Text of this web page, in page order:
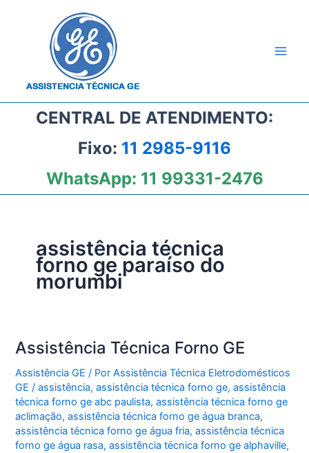
CENTRAL DE ATENDIMENTO:
Fixo: 11 2985-9116
WhatsApp: 11 99331-2476
assistência técnica
forno ge paraíso do
morumbi
Assistência Técnica Forno GE
Assistência GE / PorAssistência Técnica Eletrodomésticos
GE/assistência,assistência técnica forno ge,assistência
técnica forno ge abc paulista,assistência técnica forno ge
aclimação,assistência técnica forno ge água branca,
assistência técnica forno ge água fria,assistência técnica
forno ge água rasa,assistência técnica forno ge alphaville,